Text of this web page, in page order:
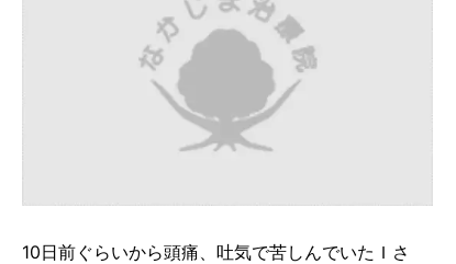
10日前ぐらいから頭痛、吐気で苦しんでいたＩさ